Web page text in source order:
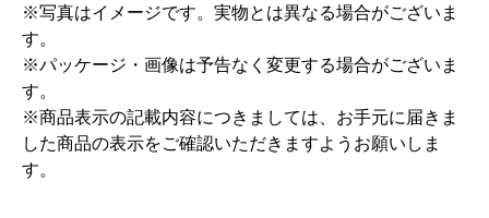
※写真はイメージです。実物とは異なる場合がございま
す。
※パッケージ・画像は予告なく変更する場合がございま
す。
※商品表示の記載内容につきましては、お手元に届きま
した商品の表示をご確認いただきますようお願いしま
す。